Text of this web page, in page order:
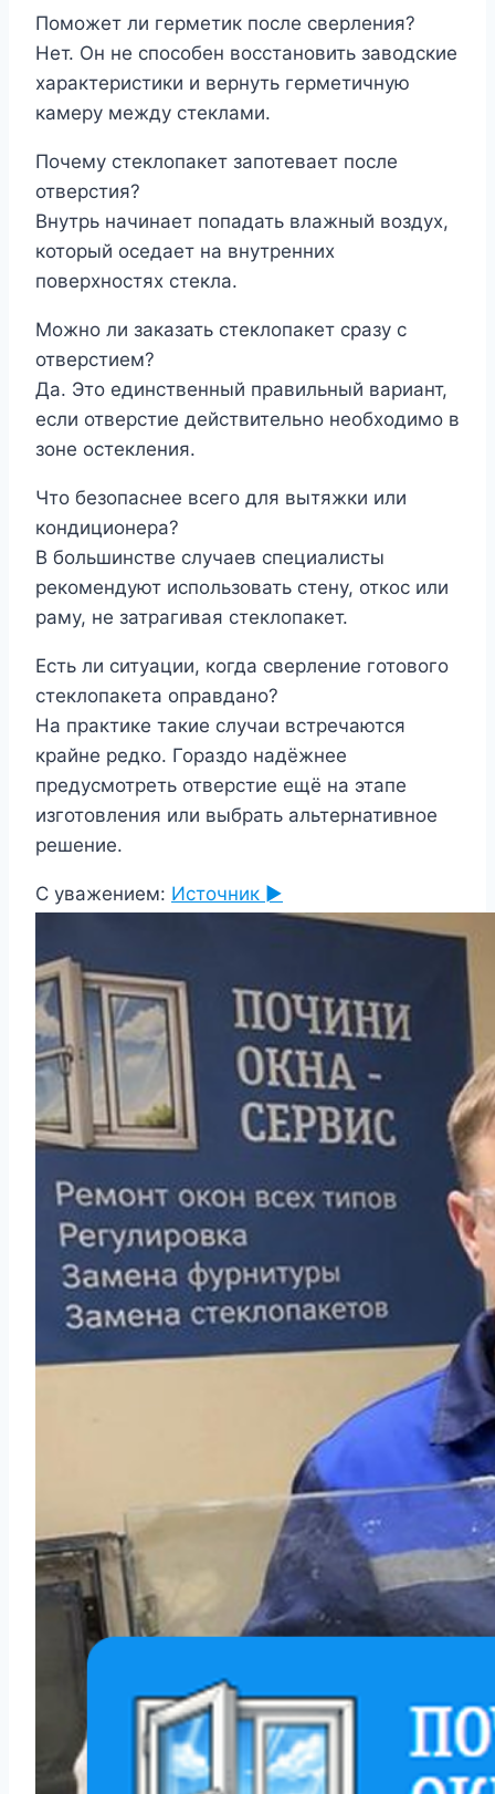
Поможет ли герметик после сверления?
Нет. Он не способен восстановить заводские
характеристики и вернуть герметичную
камеру между стеклами.
Почему стеклопакет запотевает после
отверстия?
Внутрь начинает попадать влажный воздух,
который оседает на внутренних
поверхностях стекла.
Можно ли заказать стеклопакет сразу с
отверстием?
Да. Это единственный правильный вариант,
если отверстие действительно необходимо в
зоне остекления.
Что безопаснее всего для вытяжки или
кондиционера?
В большинстве случаев специалисты
рекомендуют использовать стену, откос или
раму, не затрагивая стеклопакет.
Есть ли ситуации, когда сверление готового
стеклопакета оправдано?
На практике такие случаи встречаются
крайне редко. Гораздо надёжнее
предусмотреть отверстие ещё на этапе
изготовления или выбрать альтернативное
решение.
С уважением: Источник ►